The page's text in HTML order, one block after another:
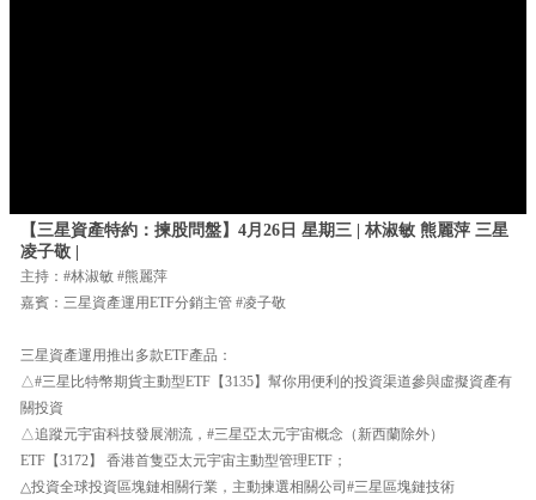
【三星資產特約：揀股問盤】4月26日 星期三 | 林淑敏 熊麗萍 三星
凌子敬 |
主持：#林淑敏 #熊麗萍
嘉賓：三星資產運用ETF分銷主管 #凌子敬
三星資產運用推出多款ETF產品：
△#三星比特幣期貨主動型ETF【3135】幫你用便利的投資渠道參與虛擬資產有
關投資
△追蹤元宇宙科技發展潮流，#三星亞太元宇宙概念（新西蘭除外）
ETF【3172】 香港首隻亞太元宇宙主動型管理ETF；
△投資全球投資區塊鏈相關行業，主動揀選相關公司#三星區塊鏈技術